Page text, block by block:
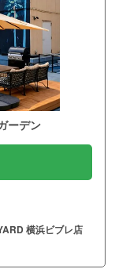
ーデン
横浜ビブレ店